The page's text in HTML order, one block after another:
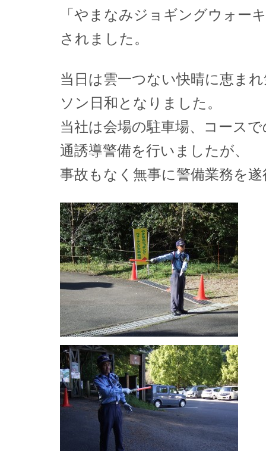
「やまなみジョギングウォー
されました。
当日は雲一つない快晴に恵ま
ソン日和となりました。
当社は会場の駐車場、コース
通誘導警備を行いましたが、
事故もなく無事に警備業務を